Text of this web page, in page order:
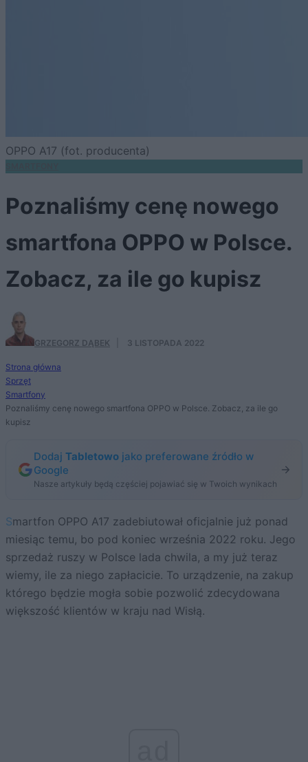
OPPO A17 (fot. producenta)
Poznaliśmy cenę nowego
smartfona OPPO w Polsce.
Zobacz, za ile go kupisz
GRZEGORZ DĄBEK 3 LISTOPADA 2022
Strona główna
Sprzęt
Smartfony
Poznaliśmy cenę nowego smartfona OPPO w Polsce. Zobacz, za ile go
kupisz
Dodaj Tabletowo jako preferowane źródło w
Google
Nasze artykuły będą częściej pojawiać się w Twoich wynikach
Smartfon OPPO A17 zadebiutował oficjalnie już ponad
miesiąc temu, bo pod koniec września 2022 roku. Jego
sprzedaż ruszy w Polsce lada chwila, a my już teraz
wiemy, ile za niego zapłacicie. To urządzenie, na zakup
którego będzie mogła sobie pozwolić zdecydowana
większość klientów w kraju nad Wisłą.